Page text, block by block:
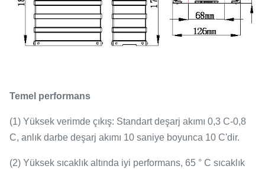
Temel performans
(1) Yüksek verimde çıkış: Standart deşarj akımı 0,3 C-0,8
C, anlık darbe deşarj akımı 10 saniye boyunca 10 C'dir.
(2) Yüksek sıcaklık altında iyi performans, 65 ° C sıcaklık